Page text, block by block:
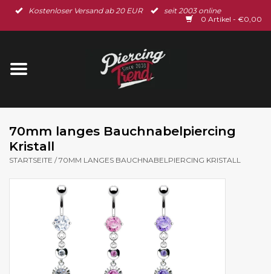
Kostenloser Versand ab 20 EUR
seit 2003 online
0 Artikel - €0,00
Startseite
Ohrschmuck
Gutscheine
70mm langes Bauchnabelpiercing
Kristall
STARTSEITE /70MM LANGES BAUCHNABELPIERCING KRISTALL